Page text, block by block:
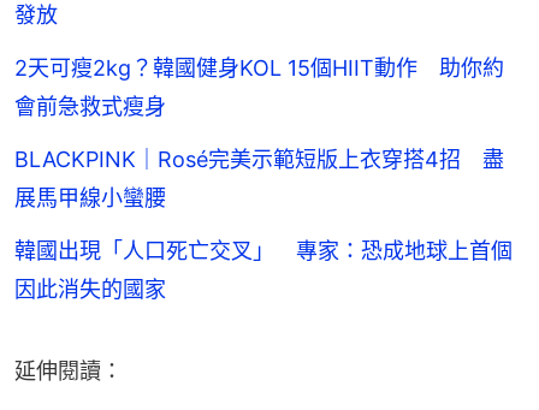
發放
2天可瘦2kg？韓國健身KOL 15個HIIT動作 助你約
會前急救式瘦身
BLACKPINK｜Rosé完美示範短版上衣穿搭4招 盡
展馬甲線小蠻腰
韓國出現「人口死亡交叉」 專家：恐成地球上首個
因此消失的國家
延伸閱讀：